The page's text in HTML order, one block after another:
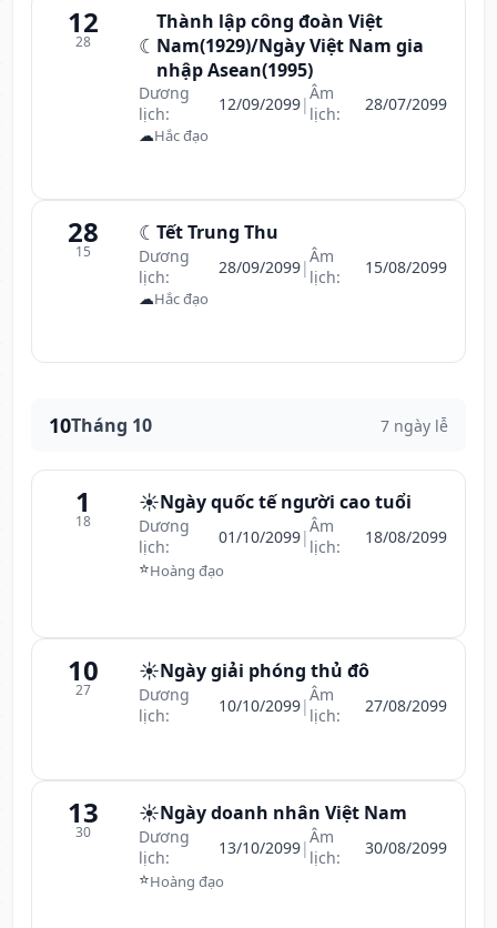
12
28 ☾
Thành lập công đoàn Việt
Nam(1929)/Ngày Việt Nam gia
nhập Asean(1995)
Dương
lịch:
12/09/2099|Âm
lịch:
28/07/2099
☁Hắc đạo
28
15
☾ Tết Trung Thu
Dương
lịch:
28/09/2099|Âm
lịch:
15/08/2099
☁Hắc đạo
10Tháng 10 7 ngày lễ
1
18
☀️Ngày quốc tế người cao tuổi
Dương
lịch:
01/10/2099|Âm
lịch:
18/08/2099
⭐Hoàng đạo
10
27
☀️Ngày giải phóng thủ đô
Dương
lịch:
10/10/2099|Âm
lịch:
27/08/2099
13
30
☀️Ngày doanh nhân Việt Nam
Dương
lịch:
13/10/2099|Âm
lịch:
30/08/2099
⭐Hoàng đạo